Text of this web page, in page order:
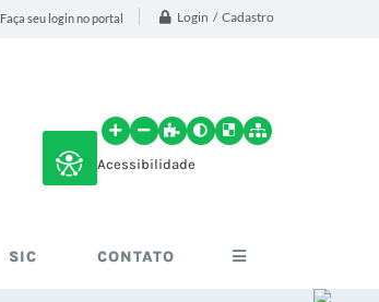
Faça seu login no portal Login / Cadastro
Acessibilidade
SIC CONTATO